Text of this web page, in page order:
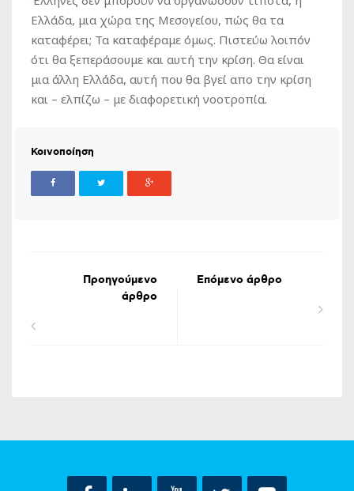
Ελλάδα, μια χώρα της Μεσογείου, πώς θα τα
καταφέρει; Τα καταφέραμε όμως. Πιστεύω λοιπόν
ότι θα ξεπεράσουμε και αυτή την κρίση. Θα είναι
μια άλλη Ελλάδα, αυτή που θα βγεί απο την κρίση
και – ελπίζω – με διαφορετική νοοτροπία.
Κοινοποίηση
Προηγούμενο
άρθρο
Επόμενο άρθρο